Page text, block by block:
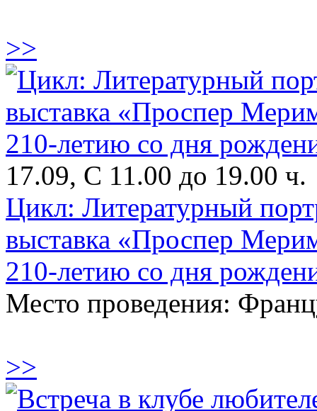
>>
17.09, С 11.00 до 19.00 ч.
Цикл: Литературный
выставка «Проспер
210-летию со дня
Место проведения:
>>